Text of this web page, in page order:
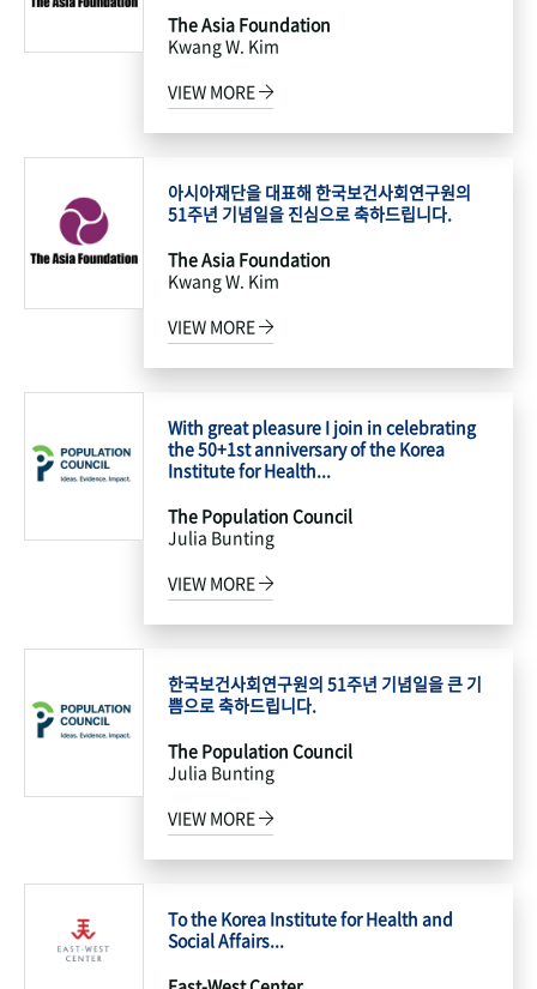
The Asia Foundation
Kwang W. Kim
VIEW MORE
아시아재단을 대표해 한국보건사회연구원의
51주년 기념일을 진심으로 축하드립니다.
The Asia Foundation
Kwang W. Kim
VIEW MORE
With great pleasure I join in celebrating
the 50+1st anniversary of the Korea
Institute for Health...
The Population Council
Julia Bunting
VIEW MORE
한국보건사회연구원의 51주년 기념일을 큰 기
쁨으로 축하드립니다.
The Population Council
Julia Bunting
VIEW MORE
To the Korea Institute for Health and
Social Affairs...